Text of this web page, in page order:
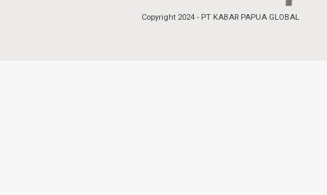
Copyright 2024 - PT KABAR PAPUA GLOBAL